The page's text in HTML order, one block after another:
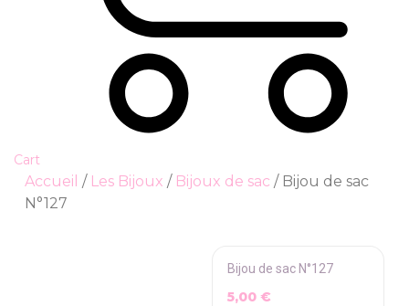
Cart
Accueil / Les Bijoux / Bijoux de sac / Bijou de sac
N°127
Bijou de sac N°127
5,00 €